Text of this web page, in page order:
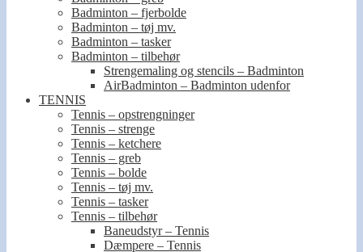
Badminton – fjerbolde
Badminton – tøj mv.
Badminton – tasker
Badminton – tilbehør
Strengemaling og stencils – Badminton
AirBadminton – Badminton udenfor
TENNIS
Tennis – opstrengninger
Tennis – strenge
Tennis – ketchere
Tennis – greb
Tennis – bolde
Tennis – tøj mv.
Tennis – tasker
Tennis – tilbehør
Baneudstyr – Tennis
Dæmpere – Tennis